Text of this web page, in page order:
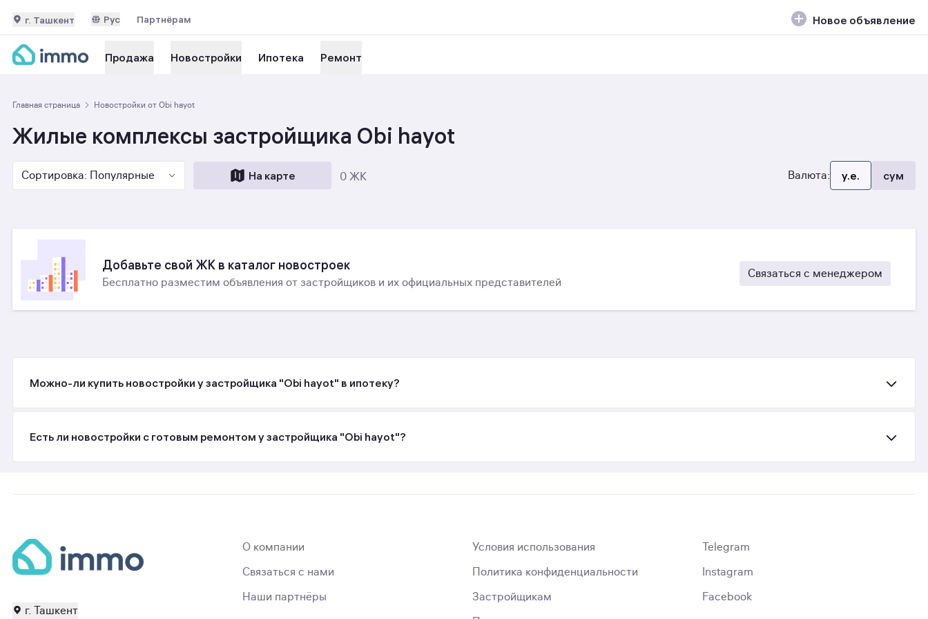
г. Ташкент Рус Партнёрам Новое объявление
Продажа Новостройки Ипотека Ремонт
Главная страница Новостройки от Obi hayot
Жилые комплексы застройщика Obi hayot
Сортировка: Популярные На карте 0 ЖК Валюта: y.e. сум
Добавьте свой ЖК в каталог новостроек
Бесплатно разместим объявления от застройщиков и их официальных представителей
Связаться с менеджером
Можно-ли купить новостройки у застройщика "Obi hayot" в ипотеку?
Есть ли новостройки с готовым ремонтом у застройщика "Obi hayot"?
г. Ташкент
О компании
Связаться с нами
Наши партнёры
Условия использования
Политика конфиденциальности
Застройщикам
Telegram
Instagram
Facebook